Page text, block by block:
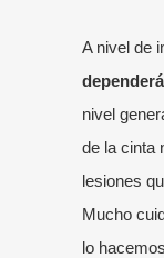
A nivel de
nivel
de la cinta
lesiones
Mucho
lo